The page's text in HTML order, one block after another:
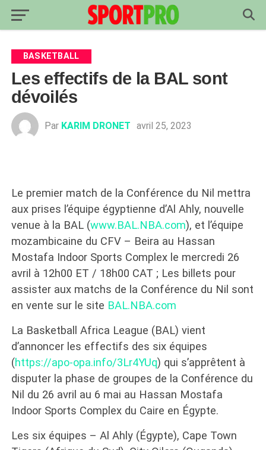
BASKETBALL
Les effectifs de la BAL sont
dévoilés
Par KARIM DRONET avril 25, 2023
Le premier match de la Conférence du Nil mettra
aux prises l’équipe égyptienne d’Al Ahly, nouvelle
venue à la BAL (www.BAL.NBA.com), et l’équipe
mozambicaine du CFV – Beira au Hassan
Mostafa Indoor Sports Complex le mercredi 26
avril à 12h00 ET / 18h00 CAT ; Les billets pour
assister aux matchs de la Conférence du Nil sont
en vente sur le site BAL.NBA.com
La Basketball Africa League (BAL) vient
d’annoncer les effectifs des six équipes
(https://apo-opa.info/3Lr4YUq) qui s’apprêtent à
disputer la phase de groupes de la Conférence du
Nil du 26 avril au 6 mai au Hassan Mostafa
Indoor Sports Complex du Caire en Égypte.
Les six équipes – Al Ahly (Égypte), Cape Town